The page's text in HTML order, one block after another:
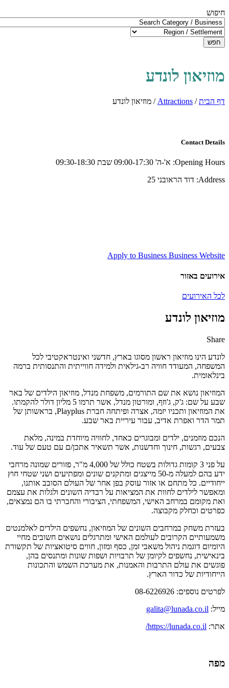
חיפוש
חפש
מוזיאון לונדע
דף הבית/
Attractions
/ מוזיאון לונדע
Contact Details
Opening Hours: א'-ה' 09:00-17:30 שבת 09:30-18:30
Address: דוד הראובני 25
Apply to Business Business Website
אירועים באזור
לכל האירועים
מוזיאון לונדע
Share
Email
Twitter
Google
Plus
Facebook
לונדע הינו מוזיאון ראשון מסוגו בארץ, חדשני ואינטראקטיבי לכל
המשפחה, המעודד חוויה רב-גילאית ולמידה חווייתית והתנסותית ברמה
בינלאומית.
המוזיאון נושא את שם התורמים, משפחת מנדל, מוזיאון הילדים של באר
שבע על שם: ג'ק, ג'וזף, ומורטון מנדל, אשר תרמו 5 מליון דולר להקמתו.
את המוזיאון ותכניו יזמה, אצרה ופיתחה חברת Playplus, בראשותן של
תמר הדר ואפרת אדיב, עבור עיריית באר שבע.
הנכם מוזמנים, ילדים ומבוגרים כאחד, לחוויה מיוחדת במינה, מלאת
צבעים, רגשות, חינוך וחדשנות, אשר תשאיר אתכן/ם עם טעם של עוד.
על פני 3 קומות גדולות בשטח כולל של 4,000 מ"ר, פזורים שמונה מרחבי
ידע בהם למעלה מ-50 מייצגים ומתקנים שונים ומפתיעים ושני שטחי חוץ
ייחודיים. כל מתחם או אזור עוסק בפן אחר של העולם הסובב אותנו,
ומאפשר לילדים לחוות את המציאות על רבדיה השונים ולגלות את עצמם
ואת מקומם במרחב האישי, המשפחתי, הציבורי והחברתי בו הם נמצאים,
כפרטים וכחלק מקבוצה.
בעזרת משחק במרחבים השונים של המוזיאון, נחשפים הילדים לאלמנטים
משמעותיים הקרובים לעולמם האישי ומתרגלים נושאים חשובים מחיי
היומיום דוגמת ניהול משאבי זמן, כסף ומזון, חווים סיטואציות של תקשורת
בינאישית, נחשפים לקיומן של תרבויות ושפות שונות ומתנסים בהן,
פוגשים את עולם התרבות והאמנות, את מערכת השמש והתכונות
הייחודיות של כדור הארץ.
לפרטים נוספים: 08-6226926
מייל: galita@lunada.co.il
אתר: https://lunada.co.il/
מפה